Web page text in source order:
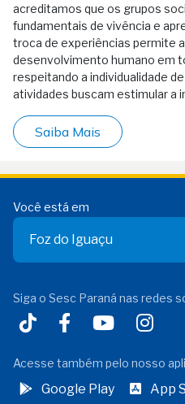
acreditamos que os grupos
fundamentais de vivência e
troca de experiências permite
desenvolvimento humano em
respeitando a individualidade
atividades buscam estimular a
Saiba Mais
Você está em
Foz do Iguaçu
Siga o Sesc Paraná nas redes
Acesse também pelo nosso
Google Play App